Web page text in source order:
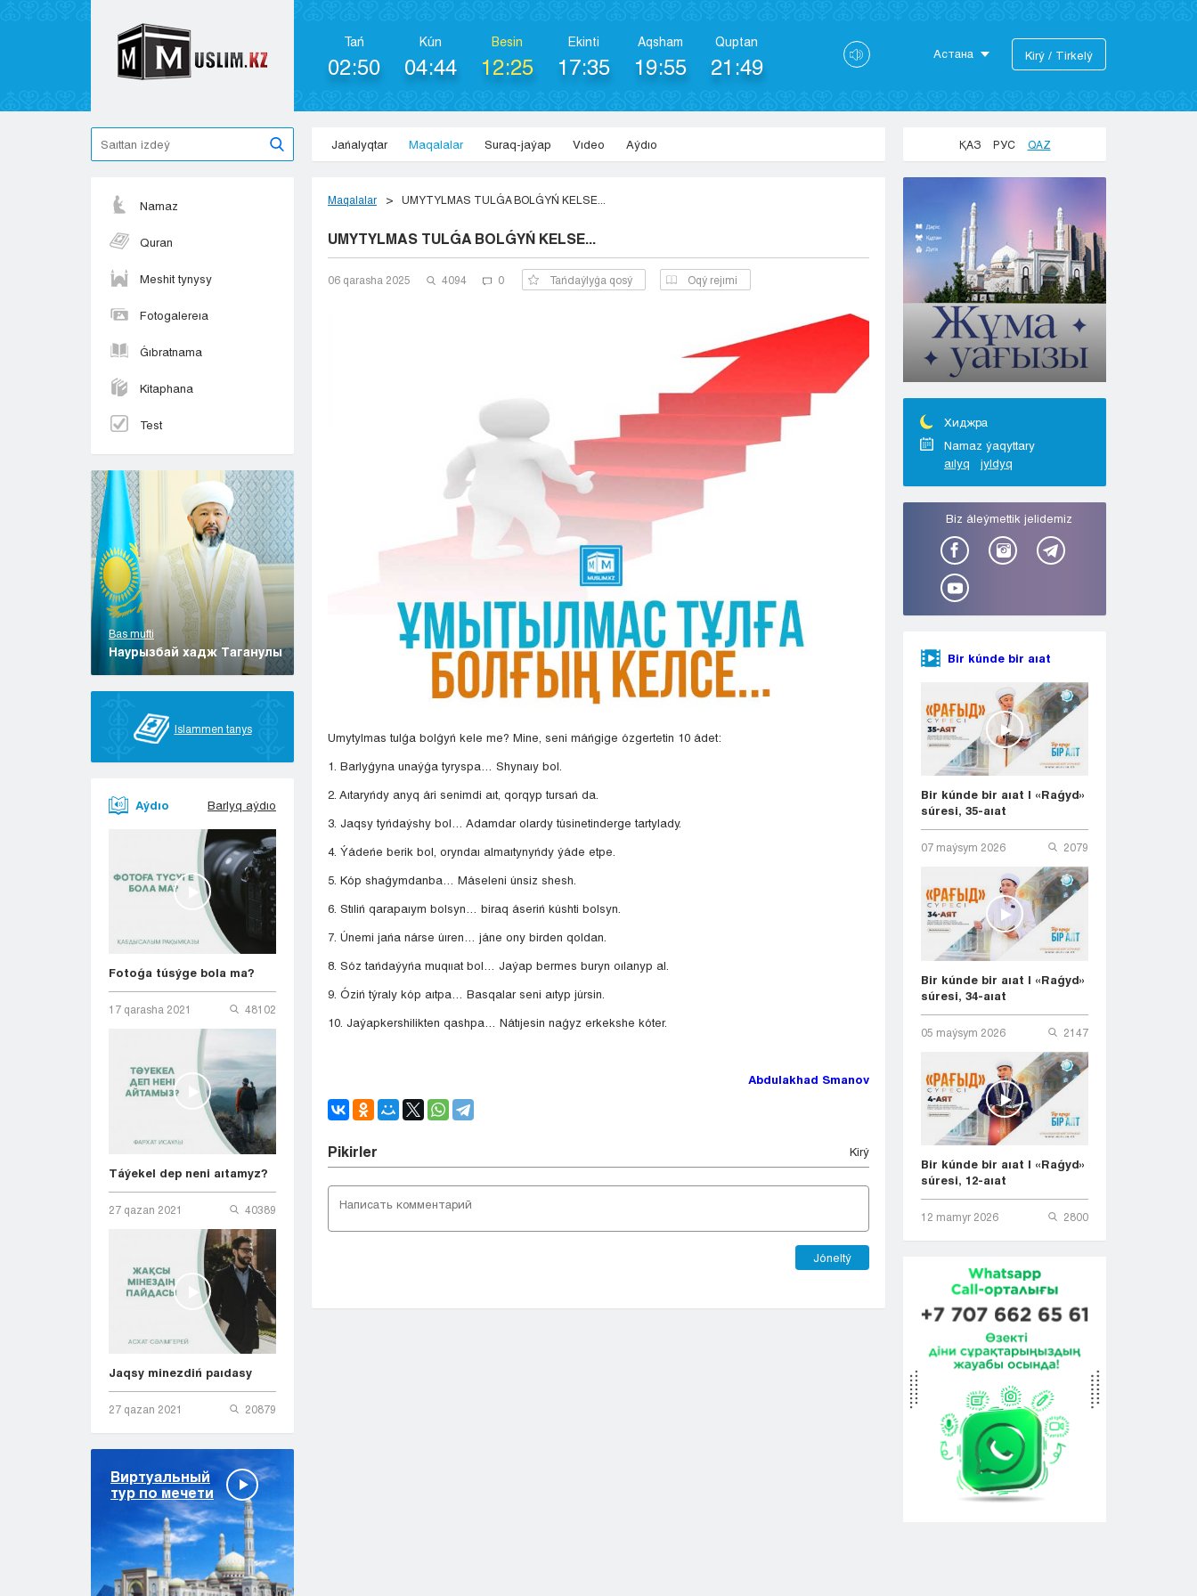
Tań
02:50
Kún
04:44
Besіn
12:25
Ekіntі
17:35
Aqsham
19:55
Quptan
21:49 Астана
Aktobe
Jezkazgan
Karaganda
Kokshetaý
Kostanaı
Kyzylorda
Pavlodar
Petropavlovsk
Semeı
Taldykorgan
Taraz
Týrkestan
Ýralsk
Ýst-Kamenogorsk
Shymkent
Kіrý / Tіrkelý
Jańalyqtar Maqalalar Suraq-jaýap Vıdeo Aýdıo ҚАЗ РУС QAZ
Namaz
Quran
Meshit tynysy
Fotogalereıa
Ǵıbratnama
Kitaphana
Test
Bas mufti
Наурызбай хадж Таганулы
Islammen tanys
Aýdıo Barlyq aýdıo
Fotoǵa túsýge bola ma?
17 qarasha 2021 48102
Táýekel dep neni aıtamyz?
27 qazan 2021 40389
Jaqsy minezdiń paıdasy
27 qazan 2021 20879
Виртуальный
тур по мечети
Maqalalar UMYTYLMAS TULǴA BOLǴYŃ KELSE...
UMYTYLMAS TULǴA BOLǴYŃ KELSE...
06 qarasha 2025 4094 0 Tańdaýlyǵa qosý Оqý rejımi
Umytylmas tulǵa bolǵyń kele me? Mine, seni máńgige ózgertetin 10 ádet:
1. Barlyǵyna unaýǵa tyryspa… Shynaıy bol.
2. Aıtaryńdy anyq ári senimdi aıt, qorqyp tursań da.
3. Jaqsy tyńdaýshy bol… Adamdar olardy túsinetinderge tartylady.
4. Ýádeńe berik bol, oryndaı almaıtynyńdy ýáde etpe.
5. Kóp shaǵymdanba… Máseleni únsiz shesh.
6. Stıliń qarapaıym bolsyn… biraq áseriń kúshti bolsyn.
7. Únemi jańa nárse úıren… jáne ony birden qoldan.
8. Sóz tańdaýyńa muqııat bol… Jaýap bermes buryn oılanyp al.
9. Óziń týraly kóp aıtpa… Basqalar seni aıtyp júrsin.
10. Jaýapkershilikten qashpa… Nátıjesin naǵyz erkekshe kóter.
Abdulakhad Smanov
Pіkіrler Kіrý
Jóneltý
Хиджра
Namaz ýaqyttary
aılyq
jyldyq
Bіz áleýmettіk jelіdemіz
Bir kúnde bir aıat
Bir kúnde bir aıat | «Raǵyd»
súresi, 35-aıat
07 maýsym 2026 2079
Bir kúnde bir aıat | «Raǵyd»
súresi, 34-aıat
05 maýsym 2026 2147
Bir kúnde bir aıat | «Raǵyd»
súresi, 12-aıat
12 mamyr 2026 2800